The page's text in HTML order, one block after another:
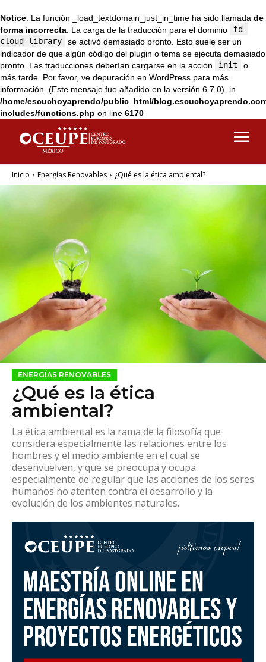
Notice: La función _load_textdomain_just_in_time ha sido llamada de
forma incorrecta . La carga de la traducción para el dominio
td-
cloud-library
se activó demasiado pronto. Esto suele ser un
indicador de que algún código del plugin o tema se ejecuta demasiado
pronto. Las traducciones deberían cargarse en la acción
init
o
más tarde. Por favor, ve depuración en WordPress para más
información. (Este mensaje fue añadido en la versión 6.7.0). in
/home/escuchoyaprendo/public_html/
includes/functions.php on line 6170
Inicio Energías Renovables ¿Qué es la ética ambiental?
ENERGÍAS RENOVABLES
¿Qué es la ética
ambiental?
La ética ambiental es la rama de la filosofía que
considera especialmente las relaciones entre los
hombres y el medio ambiente en el cual se
desenvuelven, y que se preocupa y ocupa
especialmente de regular que las acciones de los seres
humanos no atenten contra el desarrollo y la
evolución de los ambientes naturales.